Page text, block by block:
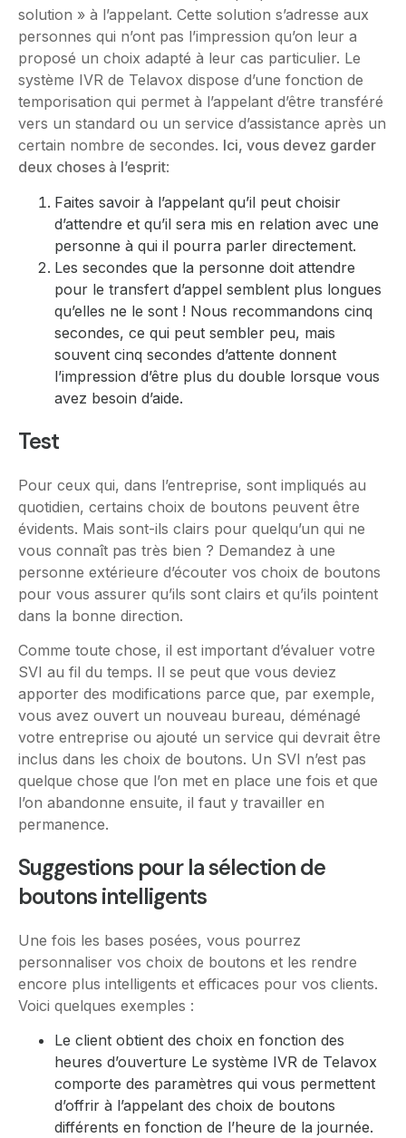
solution » à l’appelant. Cette solution s’adresse aux
personnes qui n’ont pas l’impression qu’on leur a
proposé un choix adapté à leur cas particulier. Le
système IVR de Telavox dispose d’une fonction de
temporisation qui permet à l’appelant d’être transféré
vers un standard ou un service d’assistance après un
certain nombre de secondes. Ici, vous devez garder
deux choses à l’esprit:
Faites savoir à l’appelant qu’il peut choisir
d’attendre et qu’il sera mis en relation avec une
personne à qui il pourra parler directement.
Les secondes que la personne doit attendre
pour le transfert d’appel semblent plus longues
qu’elles ne le sont ! Nous recommandons cinq
secondes, ce qui peut sembler peu, mais
souvent cinq secondes d’attente donnent
l’impression d’être plus du double lorsque vous
avez besoin d’aide.
Test
Pour ceux qui, dans l’entreprise, sont impliqués au
quotidien, certains choix de boutons peuvent être
évidents. Mais sont-ils clairs pour quelqu’un qui ne
vous connaît pas très bien ? Demandez à une
personne extérieure d’écouter vos choix de boutons
pour vous assurer qu’ils sont clairs et qu’ils pointent
dans la bonne direction.
Comme toute chose, il est important d’évaluer votre
SVI au fil du temps. Il se peut que vous deviez
apporter des modifications parce que, par exemple,
vous avez ouvert un nouveau bureau, déménagé
votre entreprise ou ajouté un service qui devrait être
inclus dans les choix de boutons. Un SVI n’est pas
quelque chose que l’on met en place une fois et que
l’on abandonne ensuite, il faut y travailler en
permanence.
Suggestions pour la sélection de
boutons intelligents
Une fois les bases posées, vous pourrez
personnaliser vos choix de boutons et les rendre
encore plus intelligents et efficaces pour vos clients.
Voici quelques exemples :
Le client obtient des choix en fonction des
heures d’ouverture Le système IVR de Telavox
comporte des paramètres qui vous permettent
d’offrir à l’appelant des choix de boutons
différents en fonction de l’heure de la journée.